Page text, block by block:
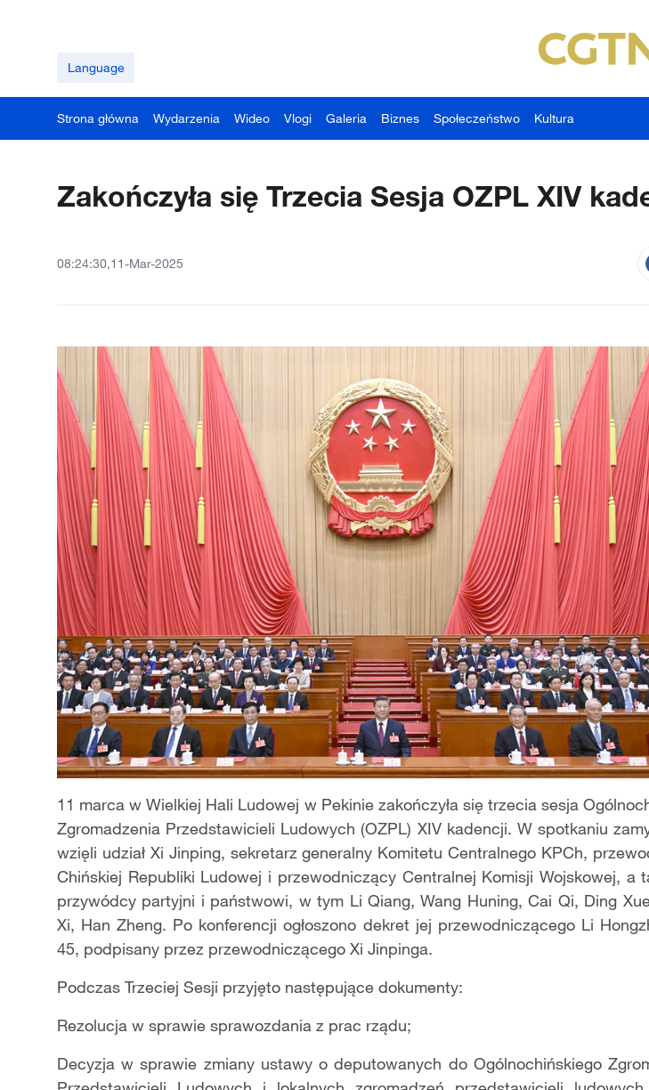
Language
Strona główna Wydarzenia Wideo Vlogi Galeria Biznes Społeczeństwo Kultura
Zakończyła się Trzecia Sesja OZPL XIV
08:24:30,11-Mar-2025
11 marca w Wielkiej Hali Ludowej w Pekinie zakończyła się trzecia sesja
Zgromadzenia Przedstawicieli Ludowych (OZPL) XIV kadencji. W spotkaniu
wzięli udział Xi Jinping, sekretarz generalny Komitetu Centralnego KPCh,
Chińskiej Republiki Ludowej i przewodniczący Centralnej Komisji Wojskowej, a
przywódcy partyjni i państwowi, w tym Li Qiang, Wang Huning, Cai Qi, Ding
Xi, Han Zheng. Po konferencji ogłoszono dekret jej przewodniczącegoLi
45, podpisany przez przewodniczącego Xi Jinpinga.
Podczas Trzeciej Sesji przyjęto następujące dokumenty:
Rezolucja w sprawie sprawozdania z prac rządu;
Decyzja w sprawie zmiany ustawy o deputowanych do Ogólnochińskiego